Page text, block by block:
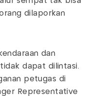
dilaporkan
dan
dapat dilintasi.
petugas di
Representative